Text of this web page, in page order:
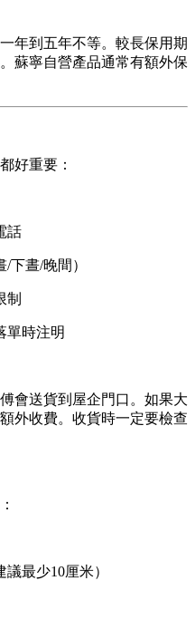
年到五年不等。較長保用期
蘇寧自營產品通常有額外保
好重要：
話
下晝/晚間）
制
單時注明
會送貨到屋企門口。如果大
外收費。收貨時一定要檢查
最少10厘米）